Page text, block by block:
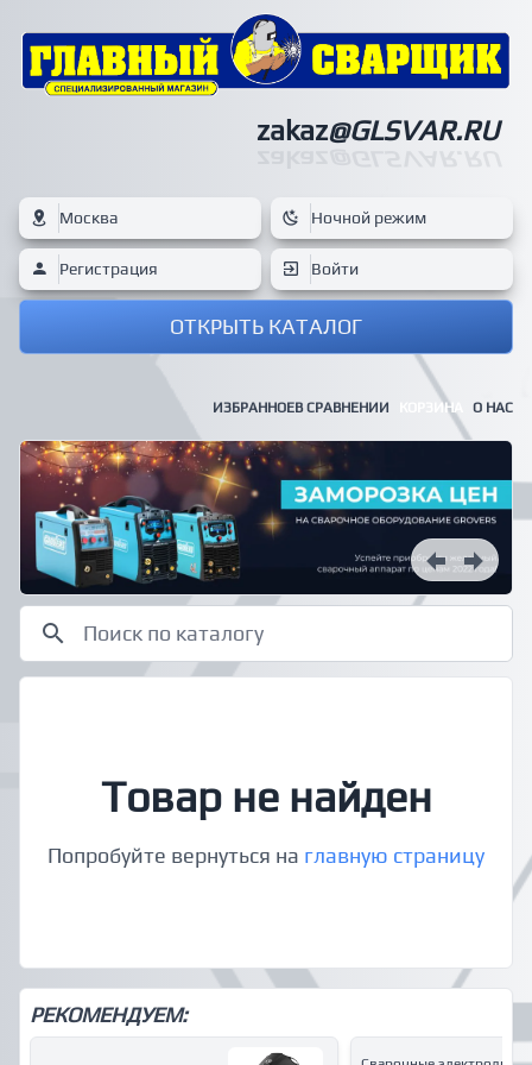
zakaz@GLSVAR.RU
Москва Ночной режим
Регистрация Войти
ОТКРЫТЬ КАТАЛОГ
ИЗБРАННОЕВ СРАВНЕНИИ КОРЗИНА О НАС
Товар не найден
Попробуйте вернуться на главную страницу
РЕКОМЕНДУЕМ: